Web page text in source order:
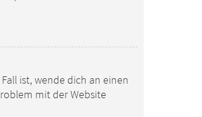
ist, wende dich an einen
mit der Website